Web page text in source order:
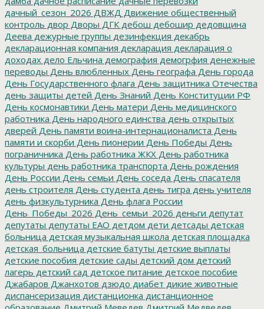
дачный_сезон_2026 ДВЖД Движение общественный
контроль двор Дворы ДГК дебош дебошир дедовщина
Деева дежурные группы дезинфекция декабрь
декларационная компания декларация декларация о
доходах дело Ельчина демография демогрфия денежные
переводы День влюбленных День географа День города
День Государственного флага День защитника Отечества
день защиты детей День Знаний День Конституции РФ
День космонавтики День матери День медицинского
работника День народного единства день открытых
дверей День памяти воина-интернационалиста День
памяти и скорби День пионерии День Победы День
пограничника День работника ЖКХ День работника
культуры день работника транспорта День рождения
День России День семьи День соседа День спасателя
день строителя День студента день тигра день учителя
день физкультурника День флага России
День_Победы_2026 День_семьи_2026 деньги депутат
депутаты депутаты ЕАО детдом дети детсады детская
больница детская музыкальная школа детская площадка
детская_больница детские батуты детские выплаты
детские пособия детские сады детский дом детский
лагерь детский сад детское питание детское пособие
Джабаров Джанхотов дзюдо диабет дикие животные
диспансеризация дистанционка дистанционное